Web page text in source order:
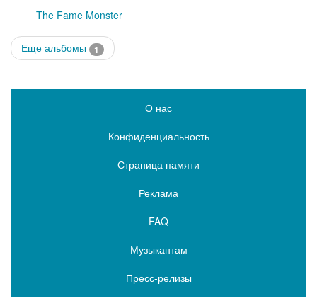
The Fame Monster
Еще альбомы 1
О нас
Конфиденциальность
Страница памяти
Реклама
FAQ
Музыкантам
Пресс-релизы